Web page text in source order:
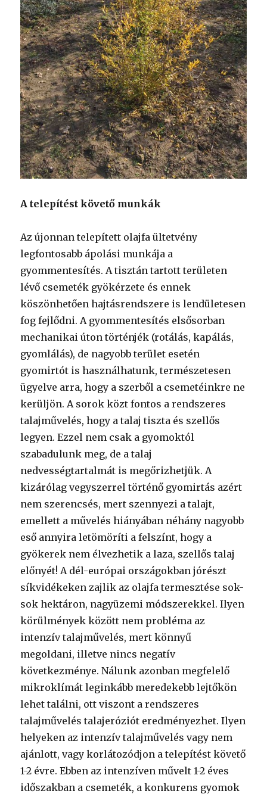
A telepítést követő munkák
Az újonnan telepített olajfa ültetvény
legfontosabb ápolási munkája a
gyommentesítés. A tisztán tartott területen
lévő csemeték gyökérzete és ennek
köszönhetően hajtásrendszere is lendületesen
fog fejlődni. A gyommentesítés elsősorban
mechanikai úton történjék (rotálás, kapálás,
gyomlálás), de nagyobb terület esetén
gyomirtót is használhatunk, természetesen
ügyelve arra, hogy a szerből a csemetéinkre ne
kerüljön. A sorok közt fontos a rendszeres
talajművelés, hogy a talaj tiszta és szellős
legyen. Ezzel nem csak a gyomoktól
szabadulunk meg, de a talaj
nedvességtartalmát is megőrizhetjük. A
kizárólag vegyszerrel történő gyomirtás azért
nem szerencsés, mert szennyezi a talajt,
emellett a művelés hiányában néhány nagyobb
eső annyira letömöríti a felszínt, hogy a
gyökerek nem élvezhetik a laza, szellős talaj
előnyét! A dél-európai országokban jórészt
síkvidékeken zajlik az olajfa termesztése sok-
sok hektáron, nagyüzemi módszerekkel. Ilyen
körülmények között nem probléma az
intenzív talajművelés, mert könnyű
megoldani, illetve nincs negatív
következménye. Nálunk azonban megfelelő
mikroklímát leginkább meredekebb lejtőkön
lehet találni, ott viszont a rendszeres
talajművelés talajeróziót eredményezhet. Ilyen
helyeken az intenzív talajművelés vagy nem
ajánlott, vagy korlátozódjon a telepítést követő
1-2 évre. Ebben az intenzíven művelt 1-2 éves
időszakban a csemeték, a konkurens gyomok